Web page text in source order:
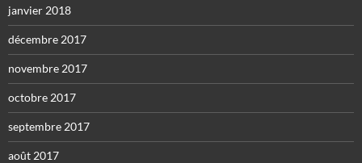
janvier 2018
décembre 2017
novembre 2017
octobre 2017
septembre 2017
août 2017